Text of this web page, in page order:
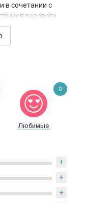
в сочетании с
розового
ноты
все это
терпкой
Любимые
0
+
+
+